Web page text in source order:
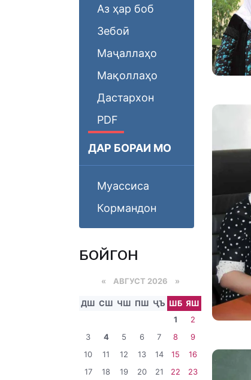
Аз ҳар боб
Зебоӣ
Маҷаллаҳо
Мақоллаҳо
Дастархон
PDF
ДАР БОРАИ МО
Муассиса
Кормандон
БОЙГОНӢ
« АВГУСТ 2026 »
ДШ СШ ЧШ ПШ ҶЪ ШБ ЯШ
1
2
3
4 5 6 7 8
9
10
11 12 13 14 15
16
17
18 19 20 21 22
23